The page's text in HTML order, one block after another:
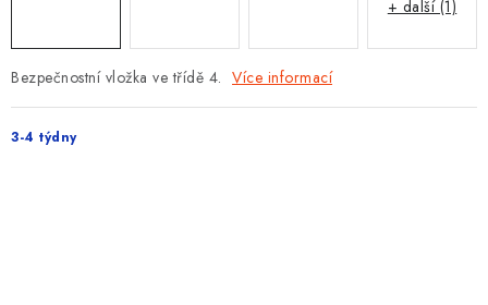
VELKOOBCHOD
STÁTNÍ INSTITUCE
Bezpečnostní vložka ve třídě 4. Více informací
3-4 týdny
+ další (1)